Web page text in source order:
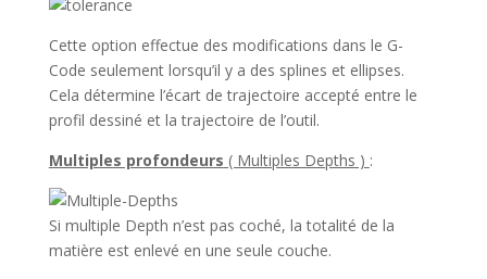
Cette option effectue des modifications dans le G-
Code seulement lorsqu’il y a des splines et ellipses.
Cela détermine l’écart de trajectoire accepté entre le
profil dessiné et la trajectoire de l’outil.
Multiples profondeurs ( Multiples Depths ) :
Si multiple Depth n’est pas coché, la totalité de la
matière est enlevé en une seule couche.